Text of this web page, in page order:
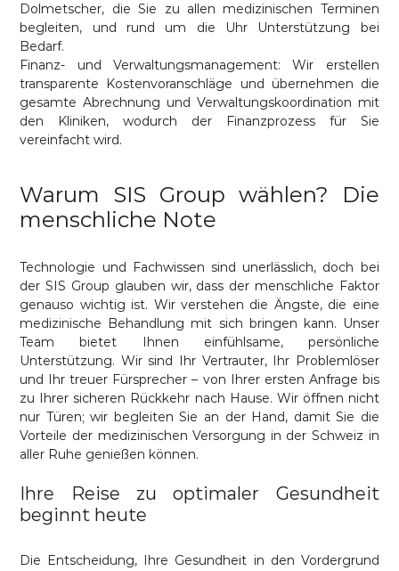
Dolmetscher, die Sie zu allen medizinischen Terminen
begleiten, und rund um die Uhr Unterstützung bei
Bedarf.
Finanz- und Verwaltungsmanagement: Wir erstellen
transparente Kostenvoranschläge und übernehmen die
gesamte Abrechnung und Verwaltungskoordination mit
den Kliniken, wodurch der Finanzprozess für Sie
vereinfacht wird.
Warum SIS Group wählen? Die
menschliche Note
Technologie und Fachwissen sind unerlässlich, doch bei
der SIS Group glauben wir, dass der menschliche Faktor
genauso wichtig ist. Wir verstehen die Ängste, die eine
medizinische Behandlung mit sich bringen kann. Unser
Team bietet Ihnen einfühlsame, persönliche
Unterstützung. Wir sind Ihr Vertrauter, Ihr Problemlöser
und Ihr treuer Fürsprecher – von Ihrer ersten Anfrage bis
zu Ihrer sicheren Rückkehr nach Hause. Wir öffnen nicht
nur Türen; wir begleiten Sie an der Hand, damit Sie die
Vorteile der medizinischen Versorgung in der Schweiz in
aller Ruhe genießen können.
Ihre Reise zu optimaler Gesundheit
beginnt heute
Die Entscheidung, Ihre Gesundheit in den Vordergrund